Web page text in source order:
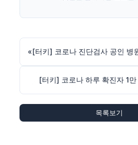
«[터키] 코로나 진단검사 공인 병
[터키] 코로나 하루 확진자 1
목록보기